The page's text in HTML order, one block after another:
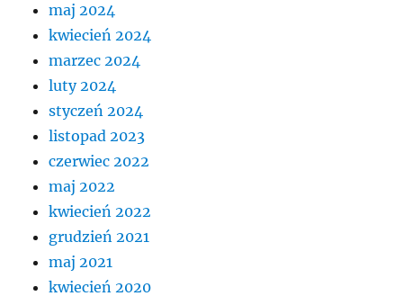
maj 2024
kwiecień 2024
marzec 2024
luty 2024
styczeń 2024
listopad 2023
czerwiec 2022
maj 2022
kwiecień 2022
grudzień 2021
maj 2021
kwiecień 2020